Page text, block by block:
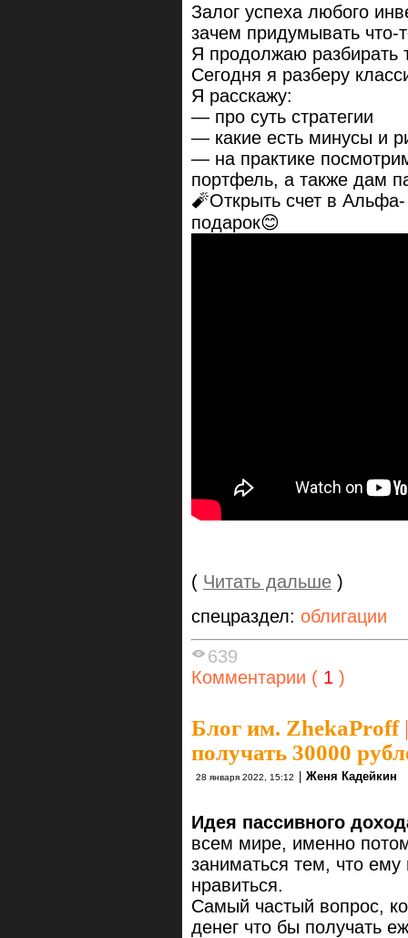
Залог успеха любого
зачем придумывать что-
Я продолжаю разбирать
Сегодня я разберу
Я расскажу:
— про суть стратегии
— какие есть минусы и
— на практике
портфель, а также дам
🧨Открыть счет в
подарок😊
( Читать дальше )
спецраздел: облигации
639
Комментарии ( 1 )
Блог им. ZhekaProff|
получать 30000
28 января 2022, 15:12 Женя Кадейкин
Идея пассивного
всем мире, именно
заниматься тем, что
нравиться.
Самый частый вопрос,
денег что бы получать